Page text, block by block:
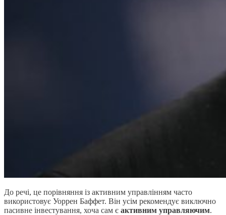
До речі, це порівняння із активним управлінням часто
використовує Уоррен Баффет. Він усім рекомендує виключно
пасивне інвестування, хоча сам є активним управляючим.